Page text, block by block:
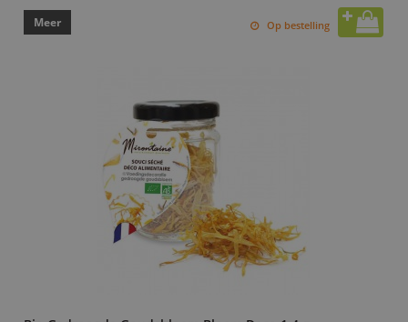
Meer Op bestelling